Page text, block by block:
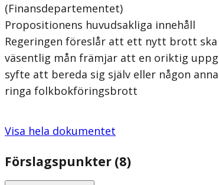
(Finansdepartementet)
Propositionens huvudsakliga innehåll
Regeringen föreslår att ett nytt brott
väsentlig mån främjar att en oriktig
syfte att bereda sig själv eller någon
ringa folkbokföringsbrott
Visa hela dokumentet
Förslagspunkter (8)